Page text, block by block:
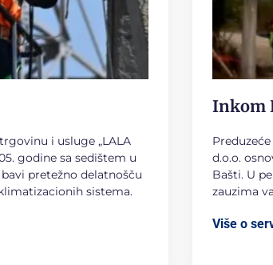
i usluge „LALA
godine sa sedištem u
pretežno delatnošču
sistema.
Inkom
d.o.o.
Bašti. U
zauzima
Više o